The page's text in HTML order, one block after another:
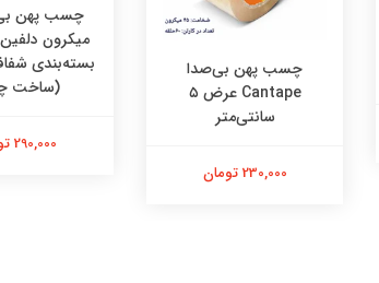
چسب پهن بی‌صدا
Cantape عرض ۵
سانتی‌متر
230,000 تومان
میکرون
بسته‌بندی
(ساخت
290,000 تومان